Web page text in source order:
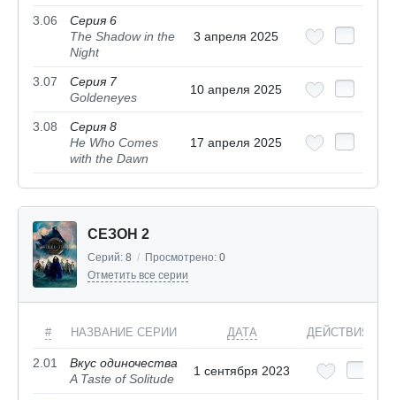
3.06
Серия 6
The Shadow in the
Night
3 апреля 2025
3.07
Серия 7
Goldeneyes
10 апреля 2025
3.08
Серия 8
He Who Comes
with the Dawn
17 апреля 2025
СЕЗОН 2
Серий: 8 / Просмотрено: 0
Отметить все серии
# НАЗВАНИЕ СЕРИИ ДАТА ДЕЙСТВИЯ
2.01
Вкус одиночества
A Taste of Solitude
1 сентября 2023